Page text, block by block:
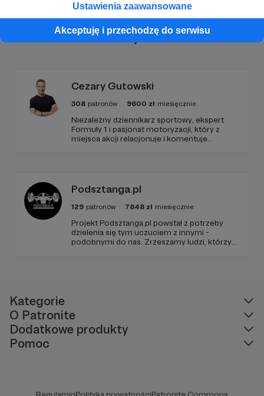
Ustawienia zaawansowane
Akceptuję i przechodzę do serwisu
Promowani autorzy
Cezary Gutowski
308 patronów 9600 zł miesięcznie
Niezależny dziennikarz sportowy, ekspert
Formuły 1 i pasjonat motoryzacji, który z
miejsca akcji relacjonuje i komentuje
najwyższym poziomie.
Podsztanga.pl
129 patronów 7848 zł miesięcznie
Projekt Podsztanga.pl powstał z potrzeby
dzielenia się tym uczuciem z innymi -
podobnymi do nas. Zrzeszamy ludzi, którzy
Kategorie
O Patronite
Dodatkowe produkty
Pomoc
RegulaminPolityka prywatnościPatronite Commons